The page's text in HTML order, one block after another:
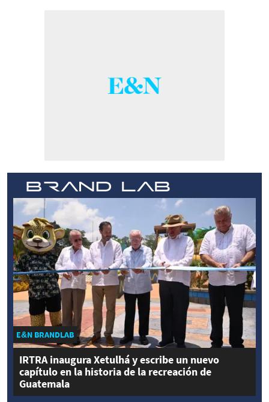
E&N BRANDLAB
IRTRA inaugura Xetulhá y escribe un nuevo
capítulo en la historia de la recreación de
Guatemala